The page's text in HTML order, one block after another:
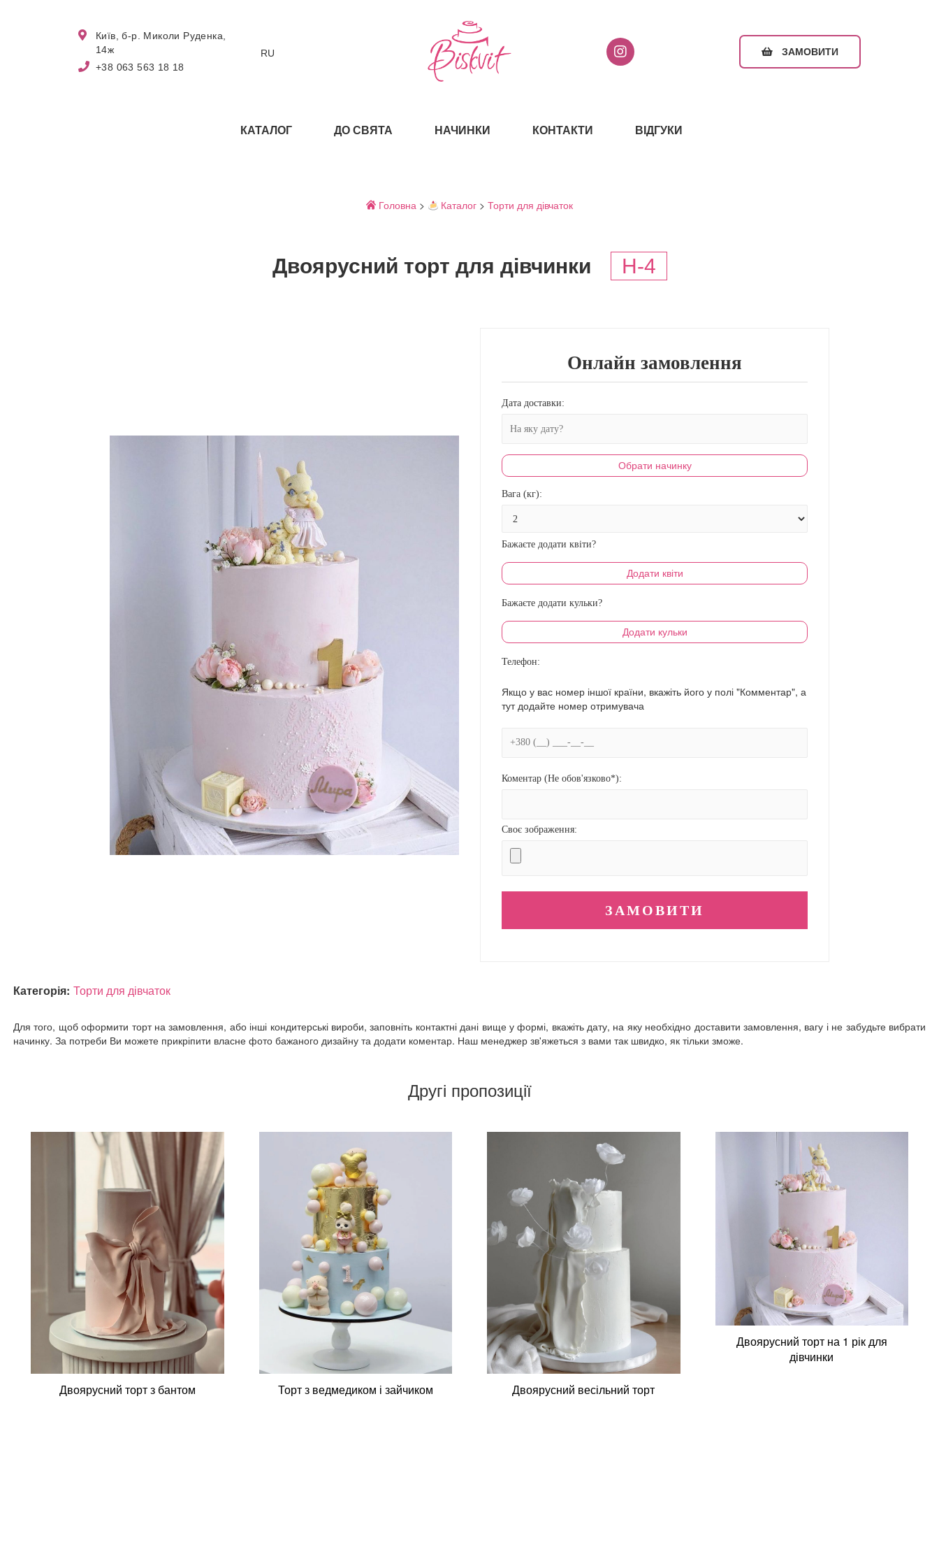
Київ, б-р. Миколи Руденка,
14ж
+38 063 563 18 18
RU ЗАМОВИТИ
КАТАЛОГ ДО СВЯТА НАЧИНКИ КОНТАКТИ ВІДГУКИ
Головна> Каталог >Торти для дівчаток
Двоярусний торт для дівчинки H-4
Онлайн замовлення
Дата доставки:
Обрати начинку
Вага (кг):
Бажаєте додати квіти?
Додати квіти
Бажаєте додати кульки?
Додати кульки
Телефон:
Якщо у вас номер іншої країни, вкажіть його у полі "Комментар", а
тут додайте номер отримувача
Коментар (Не обов'язково*):
Своє зображення:
Категорія: Торти для дівчаток
Для того, щоб оформити торт на замовлення, або інші кондитерські вироби, заповніть контактні дані вище у формі, вкажіть дату, на яку необхідно доставити замовлення, вагу і не забудьте вибрати
начинку. За потреби Ви можете прикріпити власне фото бажаного дизайну та додати коментар. Наш менеджер зв'яжеться з вами так швидко, як тільки зможе.
Другі пропозиції
Двоярусний торт з бантом Торт з ведмедиком і зайчиком Двоярусний весільний торт
Двоярусний торт на 1 рік для
дівчинки